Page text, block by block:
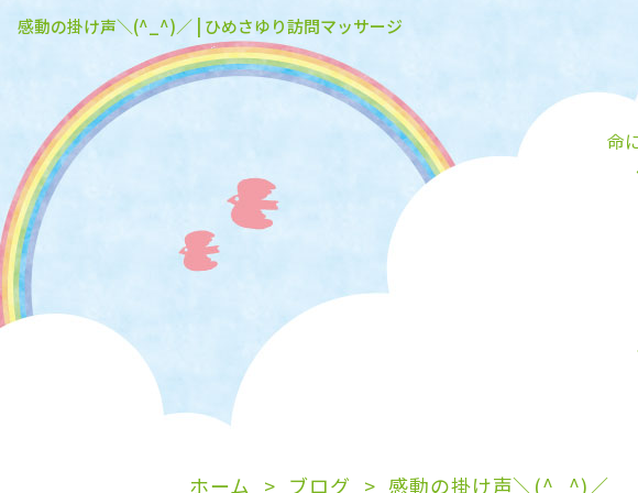
命
感動の掛け声＼(^_^)／ | ひめさゆり訪問マッサージ
ホーム ブログ 感動の掛け声＼(^_^)／